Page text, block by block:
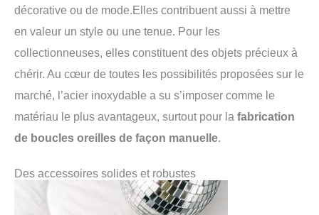
décorative ou de mode.Elles contribuent aussi à mettre
en valeur un style ou une tenue. Pour les
collectionneuses, elles constituent des objets précieux à
chérir. Au cœur de toutes les possibilités proposées sur le
marché, l’acier inoxydable a su s’imposer comme le
matériau le plus avantageux, surtout pour la fabrication
de boucles oreilles de façon manuelle.
Des accessoires solides et robustes